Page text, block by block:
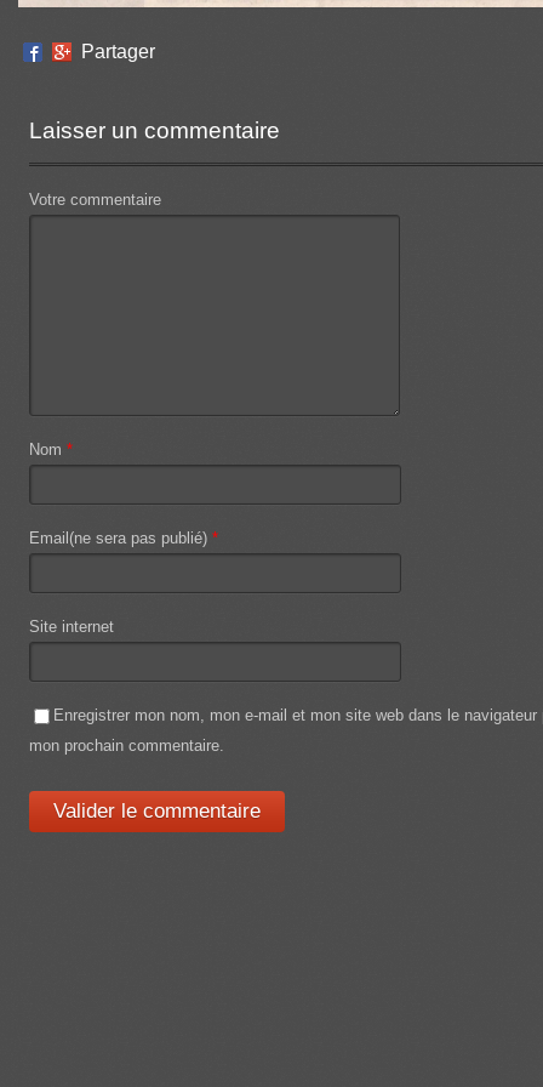
Partager
Laisser un commentaire
Votre commentaire
Nom *
Email(ne sera pas publié) *
Site internet
Enregistrer mon nom, mon e-mail et mon site web dans le navigateur
mon prochain commentaire.